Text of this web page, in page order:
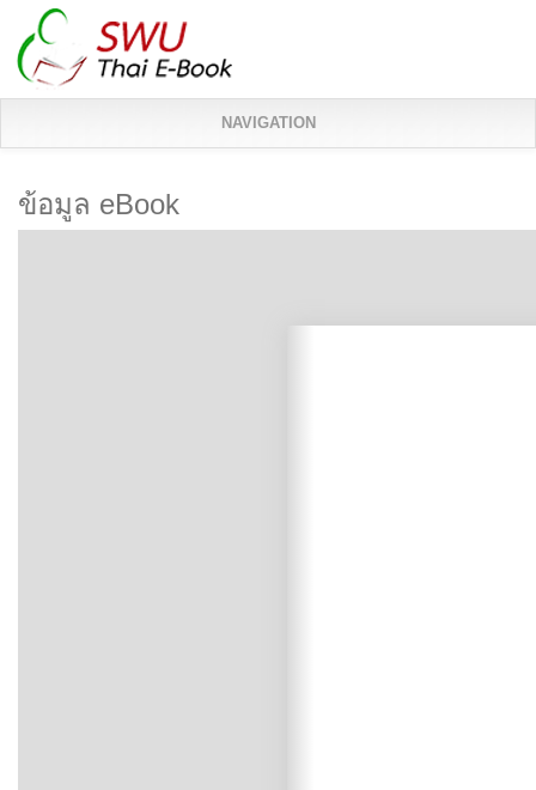
NAVIGATION
ข้อมูล eBook